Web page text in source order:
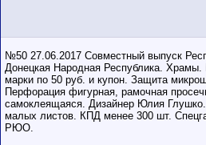
№50 27.06.2017 Совместный выпуск
Донецкая Народная Республика.
марки по 50 руб. и купон. Защита
Перфорация фигурная, рамочная
самоклеящаяся. Дизайнер Юлия
малых листов. КПД менее 300 шт.
РЮО.